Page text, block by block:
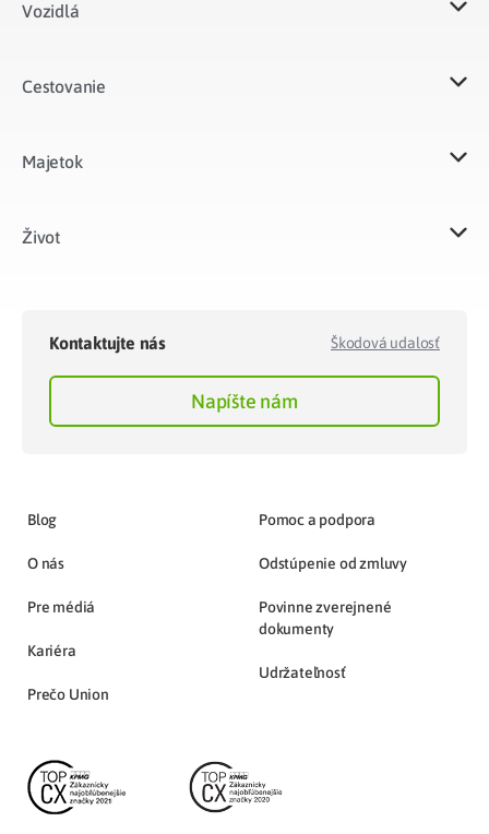
Vozidlá​
Cestovanie
Majetok​
Život​
Kontaktujte nás Škodová udalosť
Napíšte nám
Blog
O nás
Pre médiá
Kariéra
Prečo Union
Pomoc a podpora
Odstúpenie od zmluvy
Povinne zverejnené
dokumenty
Udržateľnosť